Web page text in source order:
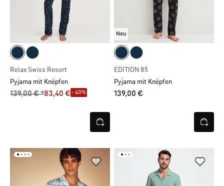
Relax Swiss Resort
Pyjama mit Knöpfen
139,00 € *83,40 € - 40%
Neu
EDITION 85
Pyjama mit Knöpfen
139,00 €